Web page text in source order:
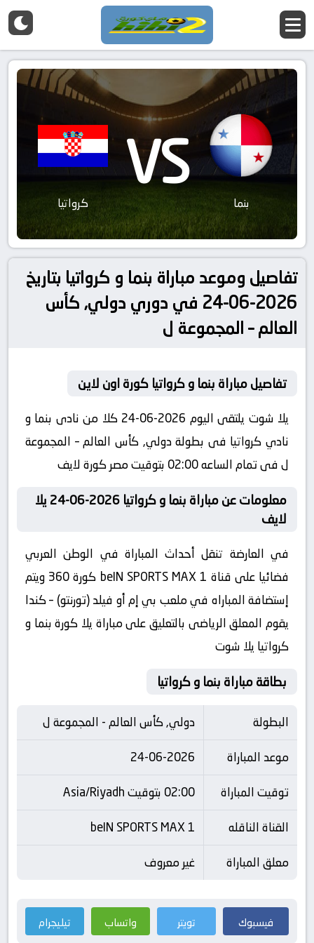
بنما VS كرواتيا
تفاصيل وموعد مباراة بنما و كرواتيا بتاريخ
2026-06-24 في دوري دولي, كأس
العالم – المجموعة ل
تفاصيل مباراة بنما و كرواتيا كورة اون لاين
يلا شوت يلتقى اليوم 2026-06-24 كلا من نادى بنما و
نادي كرواتيا فى بطولة دولي, كأس العالم – المجموعة
ل فى تمام الساعه 02:00 بتوقيت مصر كورة لايف
معلومات عن مباراة بنما و كرواتيا 2026-06-24 يلا
لايف
في العارضة تنقل أحداث المباراة في الوطن العربي
فضائيا على قناة beIN SPORTS MAX 1 كورة 360 ويتم
إستضافة المباراه في ملعب بي إم أو فيلد (تورنتو) – كندا
يقوم المعلق الرياضى بالتعليق على مباراة يلا كورة بنما و
كرواتيا يلا شوت
بطاقة مباراة بنما و كرواتيا
البطولة
دولي, كأس العالم - المجموعة ل
موعد المباراة
24-06-2026
توقيت المباراة
02:00 بتوقيت Asia/Riyadh
القناة الناقله
beIN SPORTS MAX 1
معلق المباراة
غير معروف
فيسبوك تويتر واتساب تيليجرام